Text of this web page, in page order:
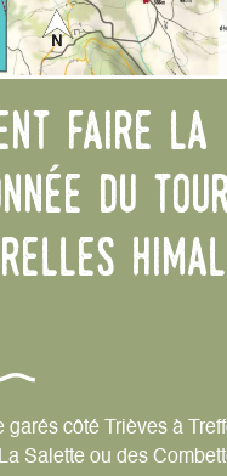
faire la
du
garés côté Trièves à
Salette ou des